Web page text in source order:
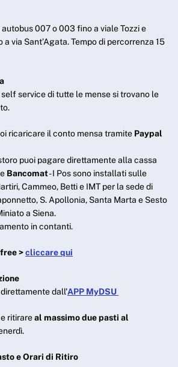
007 o 003 fino a viale Tozzi e
via Sant’Agata. Tempo di percorrenza 15
service di tutte le mense si trovano le
ricaricare il conto mensa tramite Paypal
puoi pagare direttamente alla cassa
e Bancomat- I Pos sono installati sulle
Cammeo, Betti e IMT per la sede di
S. Apollonia, Santa Marta e Sesto
a Siena.
in contanti.
>cliccare qui
dall'APP MyDSU
ritirareal massimo due pasti al
e Orari di Ritiro